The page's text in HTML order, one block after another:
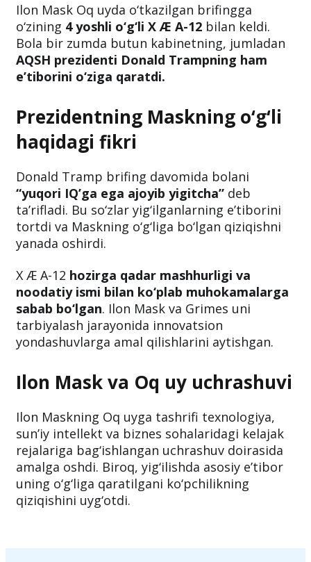
Ilon Mask Oq uyda o‘tkazilgan brifingga
o‘zining 4 yoshli o‘g‘li X Æ A-12 bilan keldi.
Bola bir zumda butun kabinetning, jumladan
AQSH prezidenti Donald Trampning ham
e’tiborini o‘ziga qaratdi.
Prezidentning Maskning o‘g‘li
haqidagi fikri
Donald Tramp brifing davomida bolani
“yuqori IQ’ga ega ajoyib yigitcha” deb
ta’rifladi. Bu so‘zlar yig‘ilganlarning e’tiborini
tortdi va Maskning o‘g‘liga bo‘lgan qiziqishni
yanada oshirdi.
X Æ A-12 hozirga qadar mashhurligi va
noodatiy ismi bilan ko‘plab muhokamalarga
sabab bo‘lgan. Ilon Mask va Grimes uni
tarbiyalash jarayonida innovatsion
yondashuvlarga amal qilishlarini aytishgan.
Ilon Mask va Oq uy uchrashuvi
Ilon Maskning Oq uyga tashrifi texnologiya,
sun’iy intellekt va biznes sohalaridagi kelajak
rejalariga bag‘ishlangan uchrashuv doirasida
amalga oshdi. Biroq, yig‘ilishda asosiy e’tibor
uning o‘g‘liga qaratilgani ko‘pchilikning
qiziqishini uyg‘otdi.